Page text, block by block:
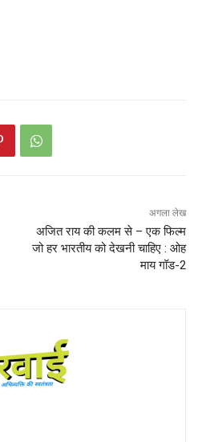
अगला लेख
अजित राय की कलम से – एक फिल्म
जो हर भारतीय को देखनी चाहिए : ओह
माय गॉड-2